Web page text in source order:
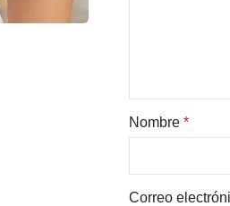
Nombre *
Correo